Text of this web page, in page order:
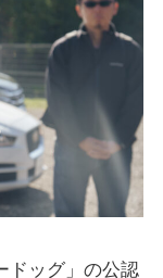
ドッグ」の公認